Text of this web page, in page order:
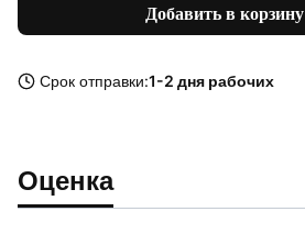
Добавить в корзину
Срок отправки:1-2 дня рабочих
Оценка